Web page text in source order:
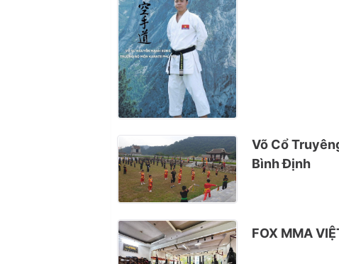
Võ Cổ
Bình Định
FOX MMA